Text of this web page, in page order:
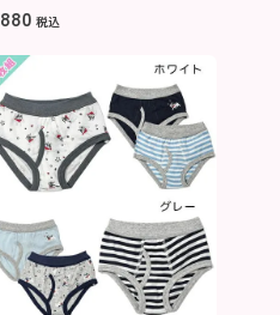
880 税込